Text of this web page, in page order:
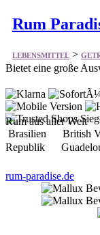
Rum
LEBENSMITTEL >
Bietet eine große
Rum aus aller
Brasilien British
Republik
rum-paradise.de